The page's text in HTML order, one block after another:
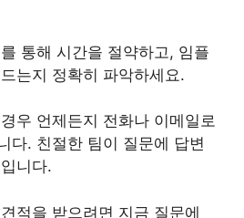
통해 시간을 절약하고, 임플
는지 정확히 파악하세요.
우 언제든지 전화나 이메일로
다. 친절한 팀이 질문에 답변
니다.
적을 받으려면 지금 질문에